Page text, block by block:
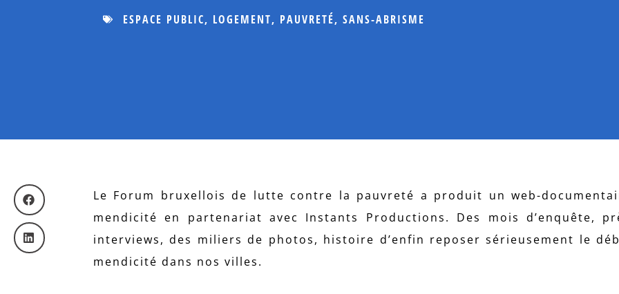
ESPACE PUBLIC, LOGEMENT, PAUVRETÉ, SANS-ABRISME
Le Forum bruxellois de lutte contre la pauvreté a produit un web-
mendicité en partenariat avec Instants Productions. Des mois d’enquête,
interviews, des miliers de photos, histoire d’enfin reposer sérieusement le
mendicité dans nos villes.